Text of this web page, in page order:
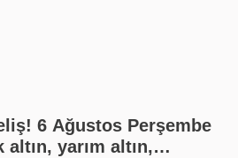
yarım altın,